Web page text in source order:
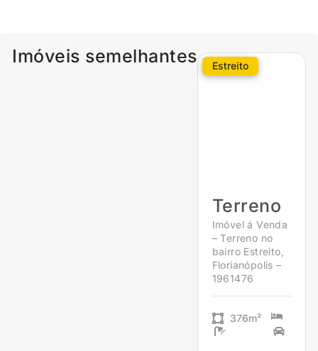
Imóveis semelhantes Estreito
Terreno
Imóvel á Venda
– Terreno no
bairro Estreito,
Florianópolis –
1961476
376m²